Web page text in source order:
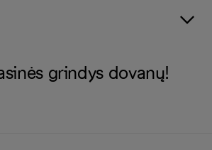
grindys dovanų!